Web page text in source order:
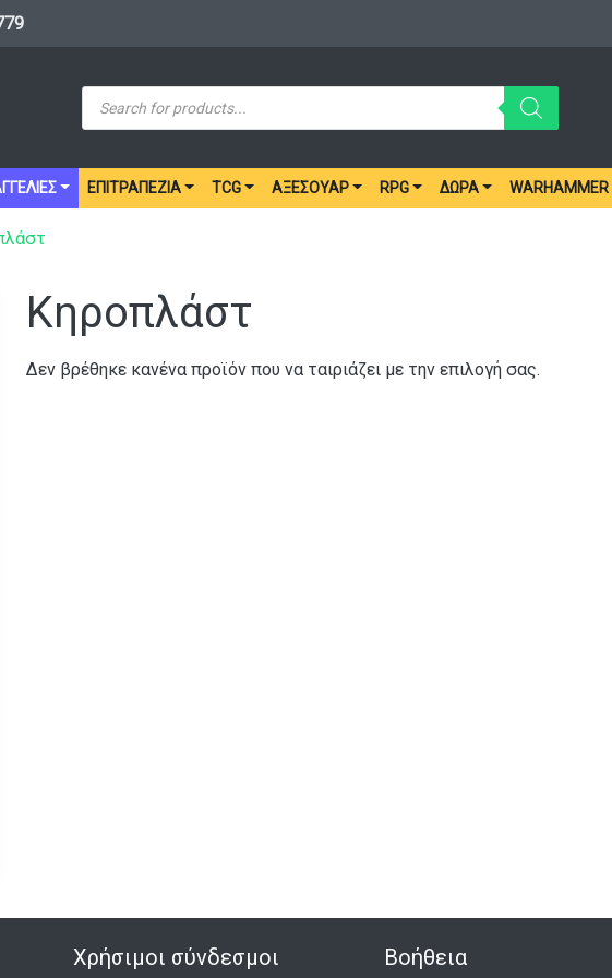
Products
search
ΕΠΙΤΡΑΠΈΖΙΑ TCG ΑΞΕΣΟΥΆΡ RPG ΔΏΡΑ WARHAMMER
Κηροπλάστ
Δεν βρέθηκε κανένα προϊόν που να ταιριάζει με την επιλογή σας.
Χρήσιμοι σύνδεσμοι Βοήθεια